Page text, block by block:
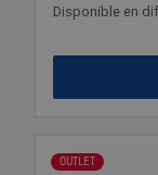
Disponible en
OUTLET